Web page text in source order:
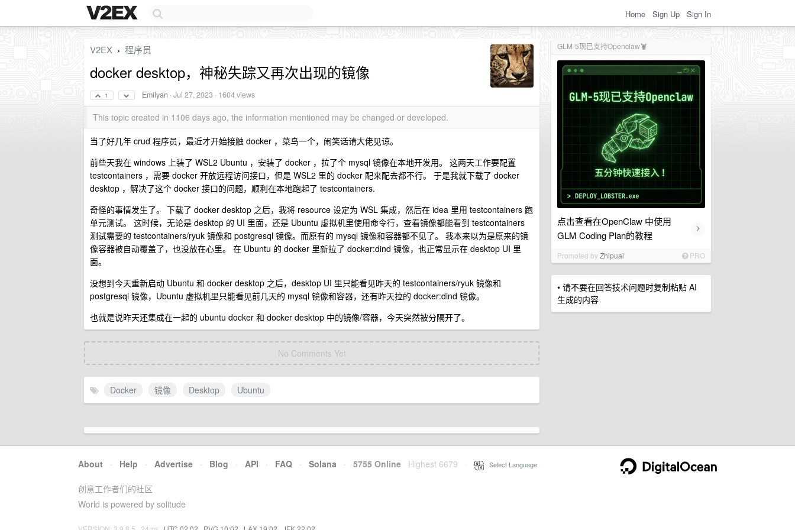
Home Sign Up Sign In
GLM-5现已支持Openclaw🦞
点击查看在OpenClaw 中使用
GLM Coding Plan的教程
›
Promoted byZhipuai PRO
• 请不要在回答技术问题时复制粘贴 AI
生成的内容
V2EX › 程序员
docker desktop，神秘失踪又再次出现的镜像
1 Emilyan ·Jul 27, 2023 · 1604 views
This topic created in 1106 days ago, the information mentioned may be changed or developed.
当了好几年 crud 程序员，最近才开始接触 docker ，菜鸟一个，闹笑话请大佬见谅。
前些天我在 windows 上装了 WSL2 Ubuntu ，安装了 docker ，拉了个 mysql 镜像在本地开发用。 这两天工作要配置
testcontainers ，需要 docker 开放远程访问接口，但是 WSL2 里的 docker 配来配去都不行。 于是我就下载了 docker
desktop ，解决了这个 docker 接口的问题，顺利在本地跑起了 testcontainers.
奇怪的事情发生了。 下载了 docker desktop 之后，我将 resource 设定为 WSL 集成，然后在 idea 里用 testcontainers 跑
单元测试。 这时候，无论是 desktop 的 UI 里面，还是 Ubuntu 虚拟机里使用命令行，查看镜像都能看到 testcontainers
测试需要的 testcontainers/ryuk 镜像和 postgresql 镜像。而原有的 mysql 镜像和容器都不见了。 我本来以为是原来的镜
像容器被自动覆盖了，也没放在心里。 在 Ubuntu 的 docker 里新拉了 docker:dind 镜像，也正常显示在 desktop UI 里
面。
没想到今天重新启动 Ubuntu 和 docker desktop 之后，desktop UI 里只能看见昨天的 testcontainers/ryuk 镜像和
postgresql 镜像，Ubuntu 虚拟机里只能看见前几天的 mysql 镜像和容器，还有昨天拉的 docker:dind 镜像。
也就是说昨天还集成在一起的 ubuntu docker 和 docker desktop 中的镜像/容器，今天突然被分隔开了。
No Comments Yet
Docker 镜像 Desktop Ubuntu
About · Help · Advertise · Blog · API · FAQ · Solana · 5755 Online Highest 6679 Select Language
创意工作者们的社区
World is powered by solitude